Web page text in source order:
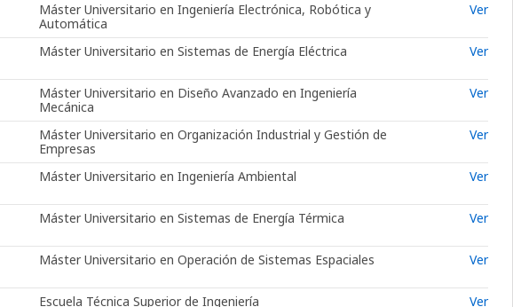
Máster Universitario en Ingeniería Electrónica, Robótica y
Automática
Ver
Máster Universitario en Sistemas de Energía Eléctrica Ver
Máster Universitario en Diseño Avanzado en Ingeniería
Mecánica
Ver
Máster Universitario en Organización Industrial y Gestión de
Empresas
Ver
Máster Universitario en Ingeniería Ambiental Ver
Máster Universitario en Sistemas de Energía Térmica Ver
Máster Universitario en Operación de Sistemas Espaciales Ver
Escuela Técnica Superior de Ingeniería
Ver